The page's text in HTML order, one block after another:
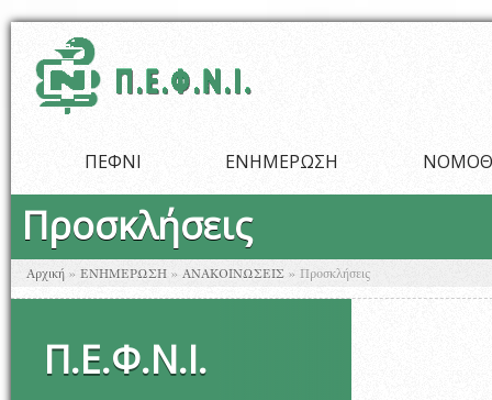
ΠΕΦΝΙ ΕΝΗΜΕΡΩΣΗ
Προσκλήσεις
Είστε εδώ
Αρχική » ΕΝΗΜΕΡΩΣΗ » ΑΝΑΚΟΙΝΩΣΕΙΣ » Προσκλήσεις
Π.Ε.Φ.Ν.Ι.